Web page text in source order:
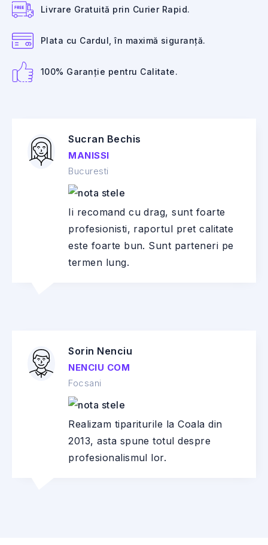
Livrare Gratuită prin Curier Rapid.
Plata cu Cardul, în maximă siguranță.
100% Garanție pentru Calitate.
Sucran Bechis
MANISSI
Bucuresti
Ii recomand cu drag, sunt foarte
profesionisti, raportul pret calitate
este foarte bun. Sunt parteneri pe
termen lung.
Sorin Nenciu
NENCIU COM
Focsani
Realizam tipariturile la Coala din
2013, asta spune totul despre
profesionalismul lor.